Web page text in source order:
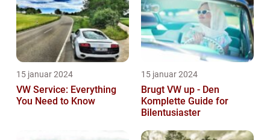
15 januar 2024
VW Service: Everything
You Need to Know
15 januar 2024
Brugt VW up - Den
Komplette Guide for
Bilentusiaster